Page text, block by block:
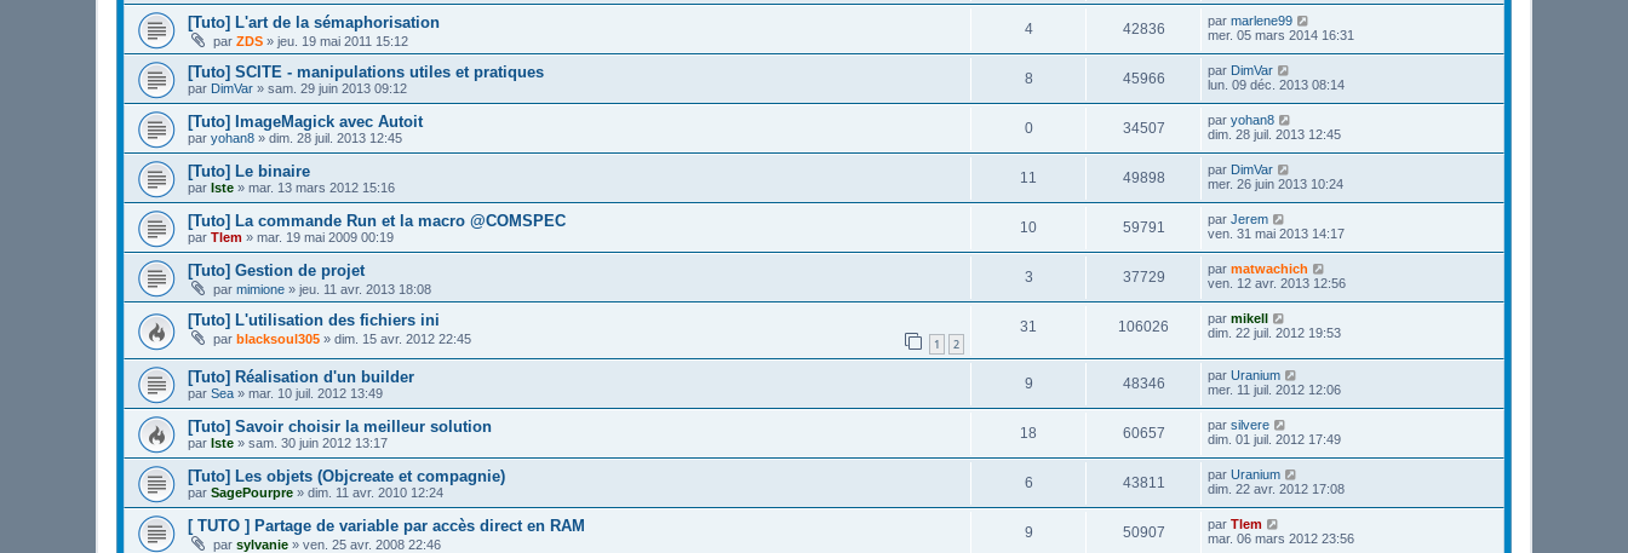
[Tuto] L'art de la sémaphorisation
par ZDS » jeu. 19 mai 2011 15:12
4 42836 par marlene99
mer. 05 mars 2014 16:31
[Tuto] SCITE - manipulations utiles et pratiques
par DimVar » sam. 29 juin 2013 09:12
8 45966 par DimVar
lun. 09 déc. 2013 08:14
[Tuto] ImageMagick avec Autoit
par yohan8 » dim. 28 juil. 2013 12:45
0 34507 par yohan8
dim. 28 juil. 2013 12:45
[Tuto] Le binaire
par Iste » mar. 13 mars 2012 15:16
11 49898 par DimVar
mer. 26 juin 2013 10:24
[Tuto] La commande Run et la macro @COMSPEC
par Tlem » mar. 19 mai 2009 00:19
10 59791 par Jerem
ven. 31 mai 2013 14:17
[Tuto] Gestion de projet
par mimione » jeu. 11 avr. 2013 18:08
3 37729 par matwachich
ven. 12 avr. 2013 12:56
[Tuto] L'utilisation des fichiers ini
par blacksoul305 » dim. 15 avr. 2012 22:45 1 2
31 106026 par mikell
dim. 22 juil. 2012 19:53
[Tuto] Réalisation d'un builder
par Sea » mar. 10 juil. 2012 13:49
9 48346 par Uranium
mer. 11 juil. 2012 12:06
[Tuto] Savoir choisir la meilleur solution
par Iste » sam. 30 juin 2012 13:17
18 60657 par silvere
dim. 01 juil. 2012 17:49
[Tuto] Les objets (Objcreate et compagnie)
par SagePourpre » dim. 11 avr. 2010 12:24
6 43811 par Uranium
dim. 22 avr. 2012 17:08
[ TUTO ] Partage de variable par accès direct en RAM
par sylvanie » ven. 25 avr. 2008 22:46
9 50907 par Tlem
mar. 06 mars 2012 23:56